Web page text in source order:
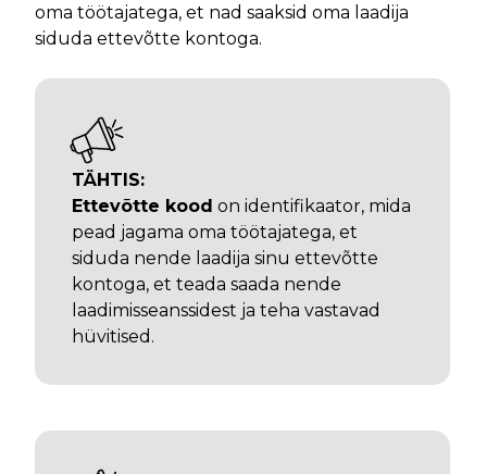
oma töötajatega, et nad saaksid oma laadija
siduda ettevõtte kontoga.
TÄHTIS:
Ettevõtte kood on identifikaator, mida
pead jagama oma töötajatega, et
siduda nende laadija sinu ettevõtte
kontoga, et teada saada nende
laadimisseanssidest ja teha vastavad
hüvitised.